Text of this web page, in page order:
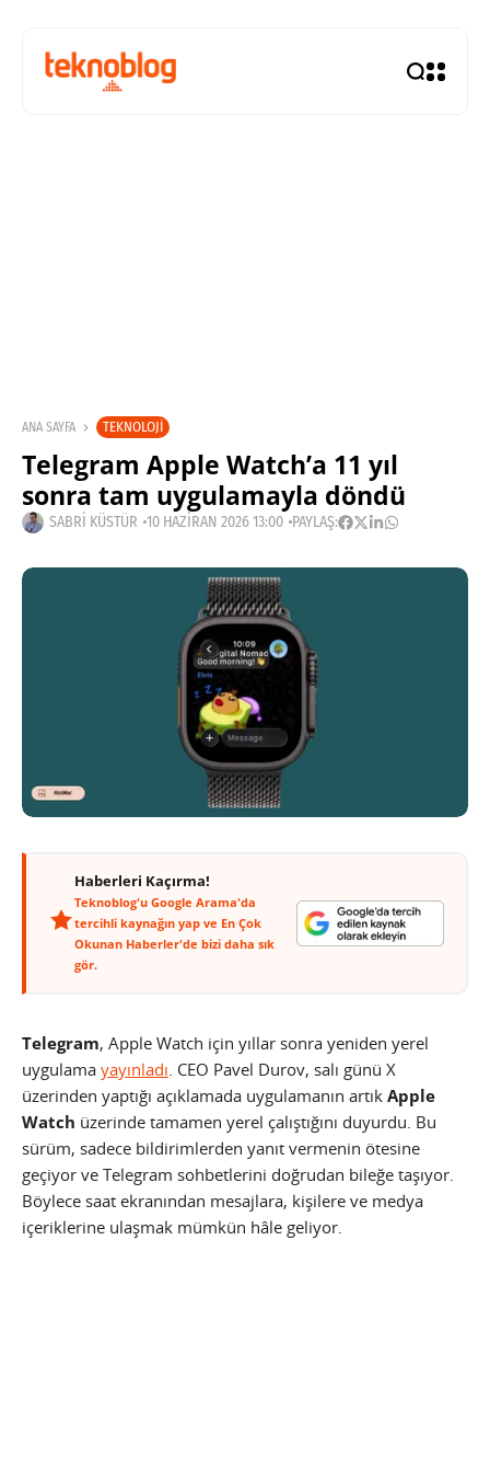
ANA SAYFA TEKNOLOJI
Telegram Apple Watch’a 11 yıl
sonra tam uygulamayla döndü
SABRI KÜSTÜR 10 HAZIRAN 2026 13:00 PAYLAŞ:
Haberleri Kaçırma!
Teknoblog'u Google Arama'da
tercihli kaynağın yap ve En Çok
Okunan Haberler'de bizi daha sık
gör.
Telegram, Apple Watch için yıllar sonra yeniden yerel
uygulama yayınladı. CEO Pavel Durov, salı günü X
üzerinden yaptığı açıklamada uygulamanın artık Apple
Watch üzerinde tamamen yerel çalıştığını duyurdu. Bu
sürüm, sadece bildirimlerden yanıt vermenin ötesine
geçiyor ve Telegram sohbetlerini doğrudan bileğe taşıyor.
Böylece saat ekranından mesajlara, kişilere ve medya
içeriklerine ulaşmak mümkün hâle geliyor.